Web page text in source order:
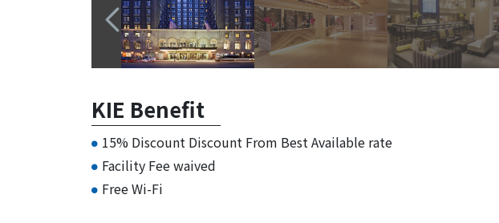
KIE Benefit
15% Discount Discount From Best Available rate
Facility Fee waived
Free Wi-Fi